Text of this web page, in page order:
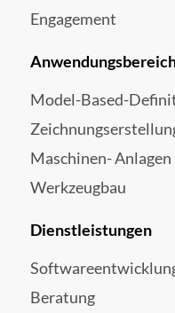
Engagement
Model-Based-
Maschinen-
Werkzeugbau
Dienstleistungen
Beratung